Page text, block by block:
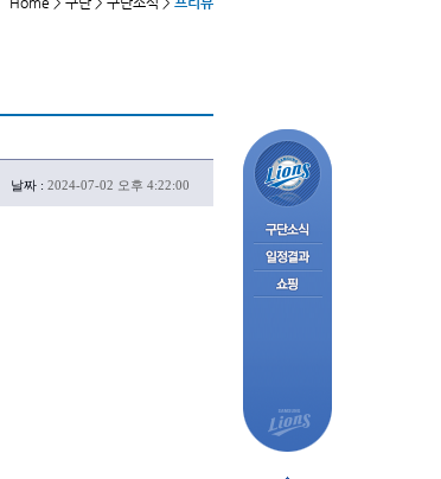
날짜 : 2024-07-02 오후 4:22:00